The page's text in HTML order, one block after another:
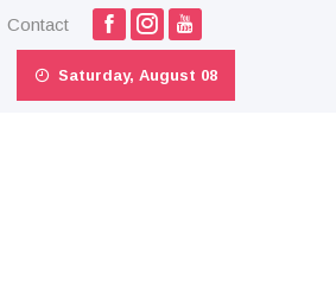
Contact
Saturday, August 08